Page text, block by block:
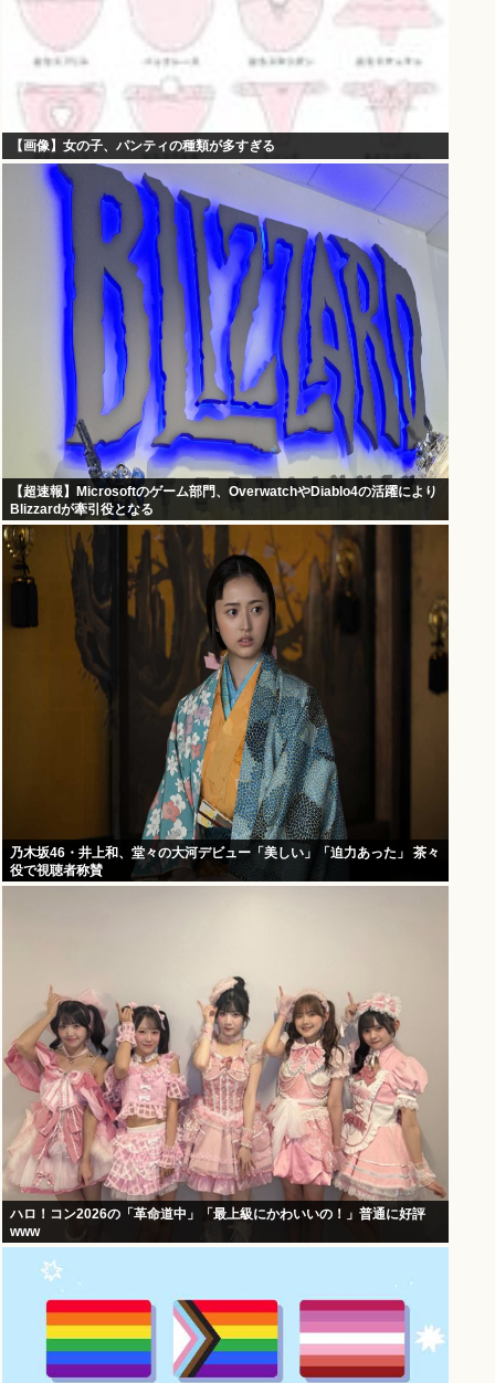
【画像】女の子、パンティの種類が多すぎる
【超速報】Microsoftのゲーム部門、OverwatchやDiablo4の活躍により
Blizzardが牽引役となる
乃木坂46・井上和、堂々の大河デビュー「美しい」「迫力あった」 茶々
役で視聴者称賛
ハロ！コン2026の「革命道中」「最上級にかわいいの！」普通に好評
www